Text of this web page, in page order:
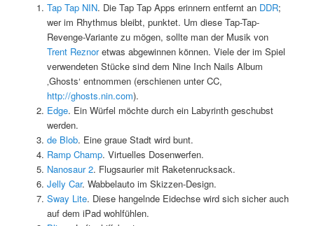
Tap Tap NIN. Die Tap Tap Apps erinnern entfernt an DDR;
wer im Rhythmus bleibt, punktet. Um diese Tap-Tap-
Revenge-Variante zu mögen, sollte man der Musik von
Trent Reznoretwas abgewinnen können. Viele der im Spiel
verwendeten Stücke sind dem Nine Inch Nails Album
‚Ghosts‘ entnommen (erschienen unter CC,
http://ghosts.nin.com).
Edge. Ein Würfel möchte durch ein Labyrinth geschubst
werden.
de Blob. Eine graue Stadt wird bunt.
Ramp Champ. Virtuelles Dosenwerfen.
Nanosaur 2. Flugsaurier mit Raketenrucksack.
Jelly Car. Wabbelauto im Skizzen-Design.
Sway Lite. Diese hangelnde Eidechse wird sich sicher auch
auf dem iPad wohlfühlen.